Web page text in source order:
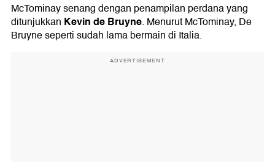
McTominay senang dengan penampilan perdana yang
ditunjukkan Kevin de Bruyne. Menurut McTominay, De
Bruyne seperti sudah lama bermain di Italia.
ADVERTISEMENT